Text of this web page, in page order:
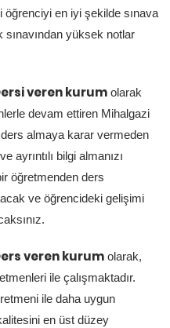
en iyi şekilde sınava
yüksek notlar
veren kurum olarak
devam ettiren Mihalgazi
almaya karar vermeden
ayrıntılı bilgi almanızı
öğretmenden ders
ve öğrencideki gelişimi
veren kurum olarak,
ile çalışmaktadır.
ile daha uygun
en üst düzey